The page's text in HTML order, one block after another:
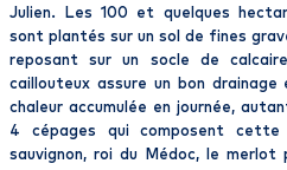
Julien. Les 100 et quelques
sont plantés sur un sol de fines
reposant sur un socle de
caillouteux assure un bon
chaleur accumulée en journée,
4 cépages qui composent
sauvignon, roi du Médoc, le